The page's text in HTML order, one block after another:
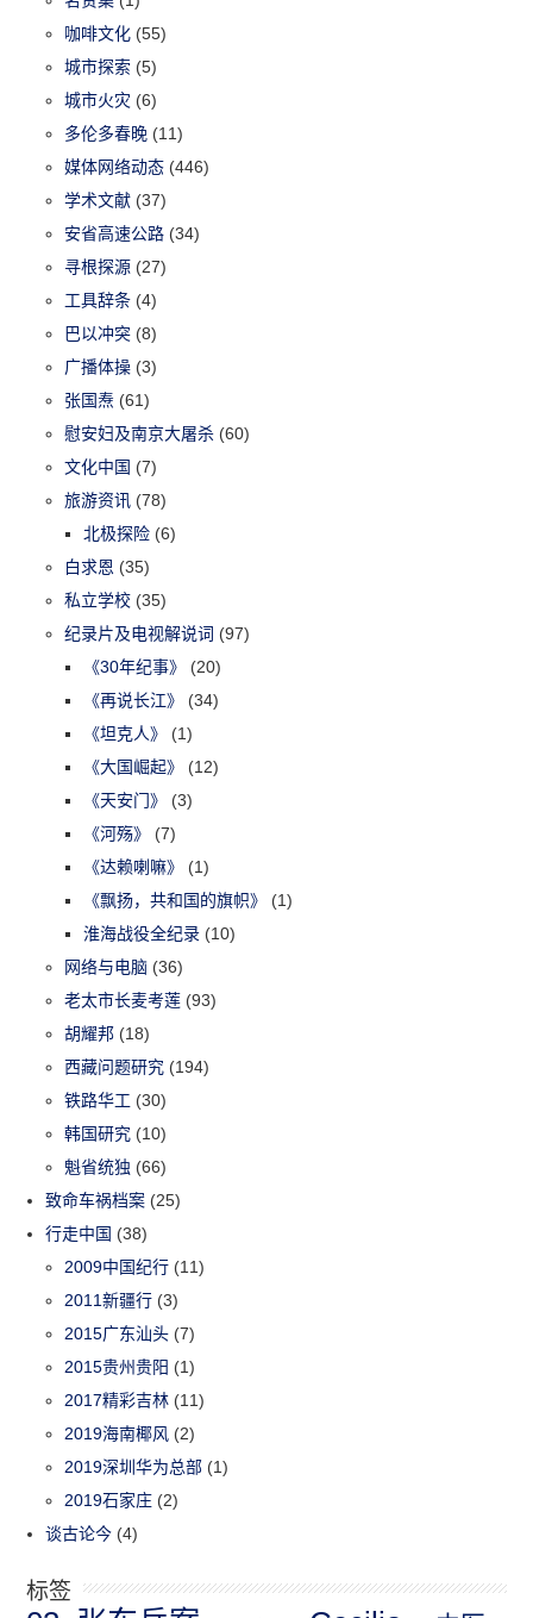
咖啡文化 (55)
城市探索 (5)
城市火灾 (6)
多伦多春晚 (11)
媒体网络动态 (446)
学术文献 (37)
安省高速公路 (34)
寻根探源 (27)
工具辞条 (4)
巴以冲突 (8)
广播体操 (3)
张国焘 (61)
慰安妇及南京大屠杀 (60)
文化中国 (7)
旅游资讯 (78)
北极探险 (6)
白求恩 (35)
私立学校 (35)
纪录片及电视解说词 (97)
《30年纪事》
(20)
《再说长江》
(34)
《坦克人》
(1)
《大国崛起》
(12)
《天安门》
(3)
《河殇》
(7)
《达赖喇嘛》
(1)
《飘扬，共和国的旗帜》
(1)
淮海战役全纪录 (10)
网络与电脑 (36)
老太市长麦考莲 (93)
胡耀邦 (18)
西藏问题研究 (194)
铁路华工 (30)
韩国研究 (10)
魁省统独 (66)
致命车祸档案 (25)
行走中国 (38)
2009中国纪行 (11)
2011新疆行 (3)
2015广东汕头 (7)
2015贵州贵阳 (1)
2017精彩吉林 (11)
2019海南椰风 (2)
2019深圳华为总部 (1)
2019石家庄 (2)
谈古论今 (4)
标签